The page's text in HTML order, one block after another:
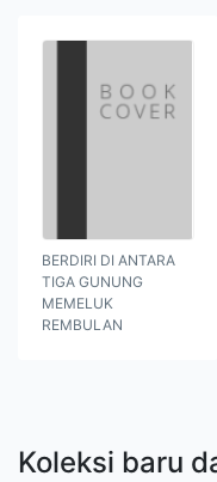
BERDIRI DI ANTARA
TIGA GUNUNG
MEMELUK
REMBULAN
Koleksi baru